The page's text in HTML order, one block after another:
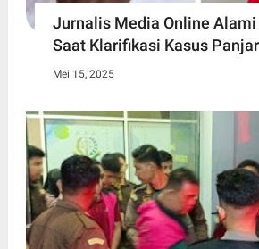
Jurnalis Media Online
Saat Klarifikasi Kasus
Mei 15, 2025